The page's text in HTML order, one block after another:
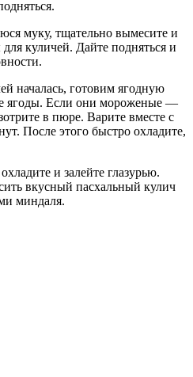
муку, тщательно вымесите и
куличей. Дайте подняться и
началась, готовим ягодную
ягоды. Если они мороженые —
в пюре. Варите вместе с
После этого быстро охладите,
и залейте глазурью.
вкусный пасхальный кулич
миндаля.